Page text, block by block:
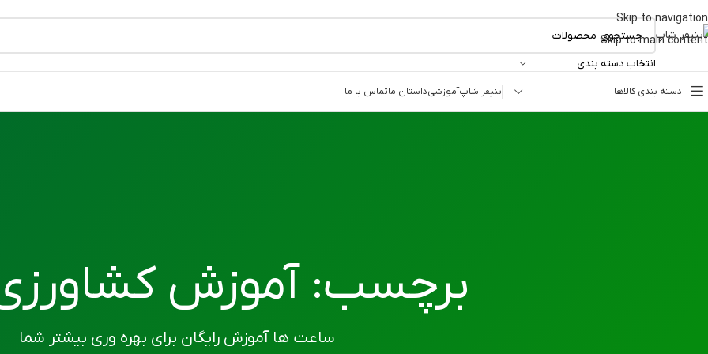
Skip to navigation
Skip to main content
انتخاب دسته بندی
دسته بندی کالاها بنیفر شاپآموزشیداستان ماتماس با ما
برچسب: آموزش
ساعت ها آموزش رایگان برای بهره وری بیشتر شما